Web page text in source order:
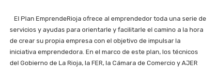
El Plan EmprendeRioja ofrece al emprendedor toda una serie de
servicios y ayudas para orientarle y facilitarle el camino a la hora
de crear su propia empresa con el objetivo de impulsar la
iniciativa emprendedora. En el marco de este plan, los técnicos
del Gobierno de La Rioja, la FER, la Cámara de Comercio y AJER